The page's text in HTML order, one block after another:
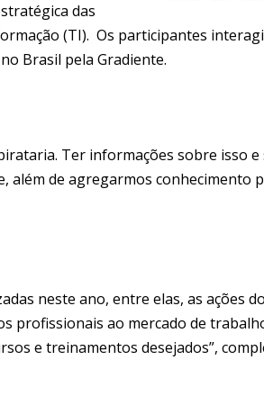
das
(TI). Os participantes
Brasil pela Gradiente.
Ter informações sobre isso
além de agregarmos conhecimento
neste ano, entre elas, as ações
profissionais ao mercado de
e treinamentos desejados”,